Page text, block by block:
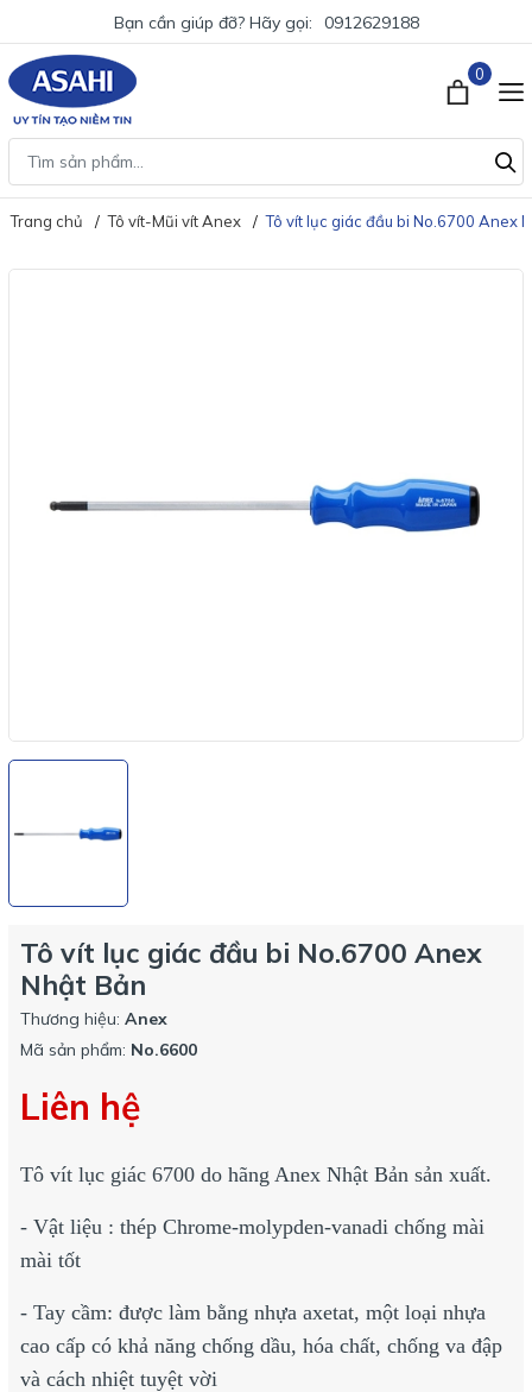
Bạn cần giúp đỡ? Hãy gọi: 0912629188
0
Trang chủ Tô vít-Mũi vít Anex Tô vít lục giác đầu bi No.6700 Anex
Tô vít lục giác đầu bi No.6700 Anex
Nhật Bản
Thương hiệu: Anex
Mã sản phẩm: No.6600
Liên hệ
Tô vít lục giác 6700 do hãng Anex Nhật Bản sản xuất.
- Vật liệu : thép Chrome-molypden-vanadi chống mài
mài tốt
- Tay cầm: được làm bằng nhựa axetat, một loại nhựa
cao cấp có khả năng chống dầu, hóa chất, chống va đập
và cách nhiệt tuyệt vời